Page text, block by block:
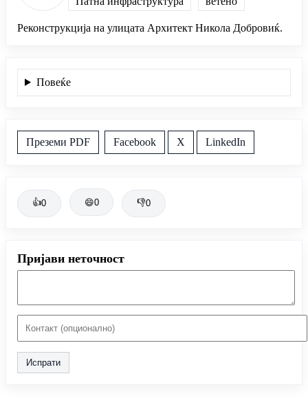
Реконструкција на улицата Архитект Никола Добровиќ.
Повеќе
Преземи PDF Facebook X LinkedIn
👍0 😄0 👎0
Пријави неточност
Испрати